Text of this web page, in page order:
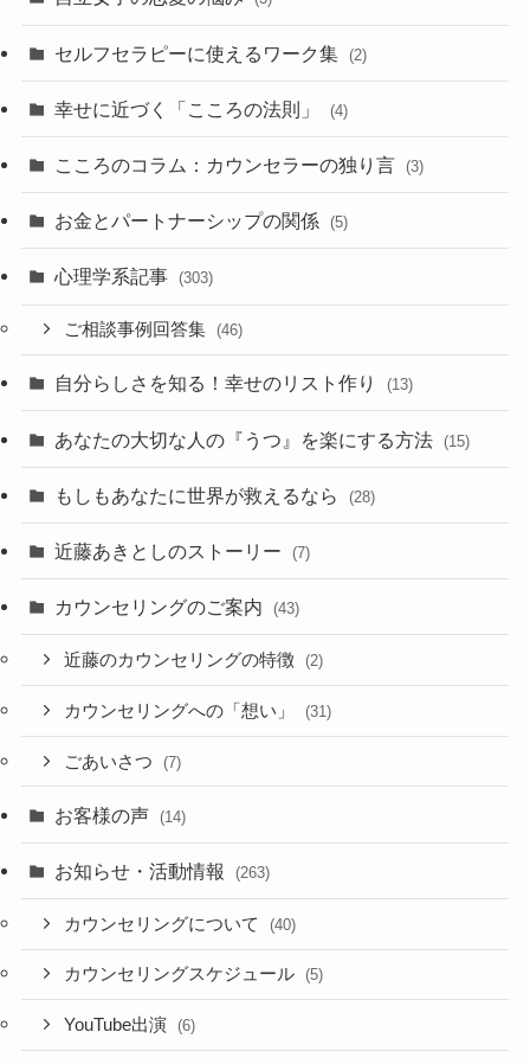
セルフセラピーに使えるワーク集 (2)
幸せに近づく「こころの法則」 (4)
こころのコラム：カウンセラーの独り言 (3)
お金とパートナーシップの関係 (5)
心理学系記事 (303)
ご相談事例回答集 (46)
自分らしさを知る！幸せのリスト作り (13)
あなたの大切な人の『うつ』を楽にする方法 (15)
もしもあなたに世界が救えるなら (28)
近藤あきとしのストーリー (7)
カウンセリングのご案内 (43)
近藤のカウンセリングの特徴 (2)
カウンセリングへの「想い」 (31)
ごあいさつ (7)
お客様の声 (14)
お知らせ・活動情報 (263)
カウンセリングについて (40)
カウンセリングスケジュール (5)
YouTube出演 (6)